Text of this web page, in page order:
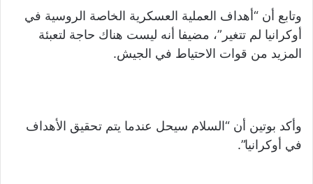
وتابع أن “أهداف العملية العسكرية الخاصة الروسية في
أوكرانيا لم تتغير”، مضيفا أنه ليست هناك حاجة لتعبئة
المزيد من قوات الاحتياط في الجيش.
وأكد بوتين أن “السلام سيحل عندما يتم تحقيق الأهداف
في أوكرانيا”.